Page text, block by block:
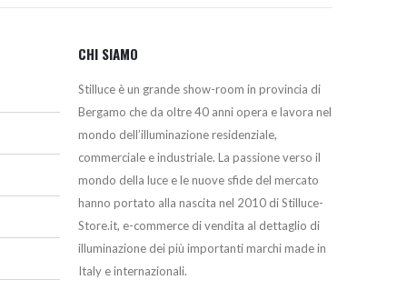
CHI SIAMO
Stilluce è un grande show-room in provincia di
Bergamo che da oltre 40 anni opera e lavora nel
mondo dell’illuminazione residenziale,
commerciale e industriale. La passione verso il
mondo della luce e le nuove sfide del mercato
hanno portato alla nascita nel 2010 di Stilluce-
Store.it, e-commerce di vendita al dettaglio di
illuminazione dei più importanti marchi made in
Italy e internazionali.